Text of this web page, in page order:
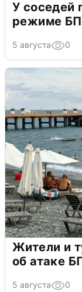
У соседей
режиме
5 августа 0
Жители и
об атаке
5 августа 0